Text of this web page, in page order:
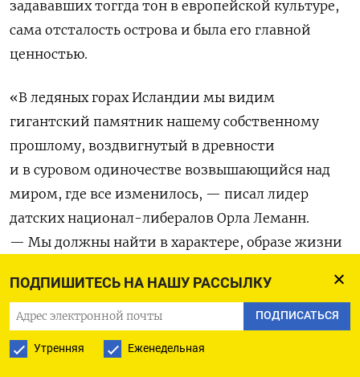
ПОДПИШИТЕСЬ НА НАШУ РАССЫЛКУ
ПОДПИСАТЬСЯ
Утренняя Еженедельная
задававших тоггда тон в европейской культуре,
сама отсталость острова и была его главной
ценностью.
«В ледяных горах Исландии мы видим
гигантский памятник нашему собственному
прошлому, воздвигнутый в древности
и в суровом одиночестве возвышающийся над
миром, где все изменилось, — писал лидер
датских национал-либералов Орла Леманн.
— Мы должны найти в характере, образе жизни
древней физиогномики, которую тщетно искать
в безжизненных анналах датских архивов».
Исландский язык датские романтики считали